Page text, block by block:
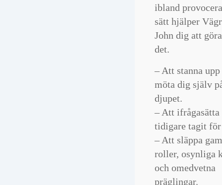
ibland
sätt hjälper
John dig att
det.
– Att stanna upp
möta dig själv
djupet.
– Att ifrågasätta
tidigare tagit
– Att släppa
roller, osynliga
och omedvetna
präglingar.